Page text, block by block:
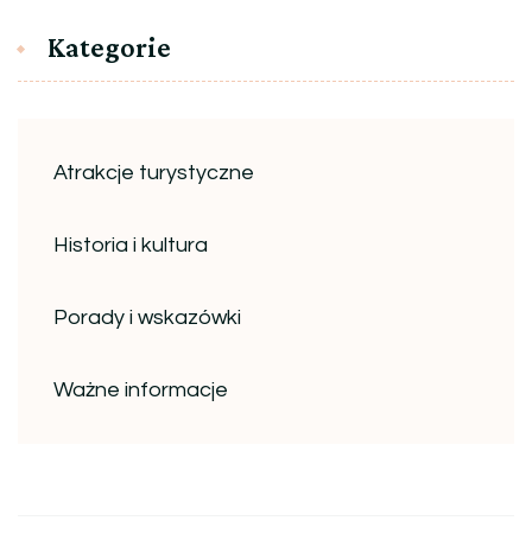
Kategorie
Atrakcje turystyczne
Historia i kultura
Porady i wskazówki
Ważne informacje